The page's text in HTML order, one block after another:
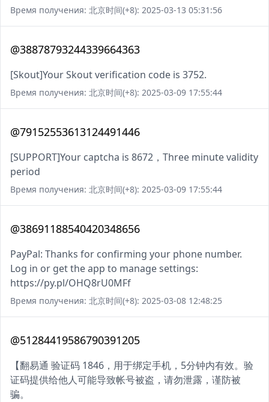
Время получения: 北京时间(+8): 2025-03-13 05:31:56
@38878793244339664363
[Skout]Your Skout verification code is 3752.
Время получения: 北京时间(+8): 2025-03-09 17:55:44
@79152553613124491446
[SUPPORT]Your captcha is 8672，Three minute validity
period
Время получения: 北京时间(+8): 2025-03-09 17:55:44
@38691188540420348656
PayPal: Thanks for confirming your phone number.
Log in or get the app to manage settings:
https://py.pl/OHQ8rU0MFf
Время получения: 北京时间(+8): 2025-03-08 12:48:25
@51284419586790391205
【翻易通 验证码 1846，用于绑定手机，5分钟内有效。验
证码提供给他人可能导致帐号被盗，请勿泄露，谨防被
骗。